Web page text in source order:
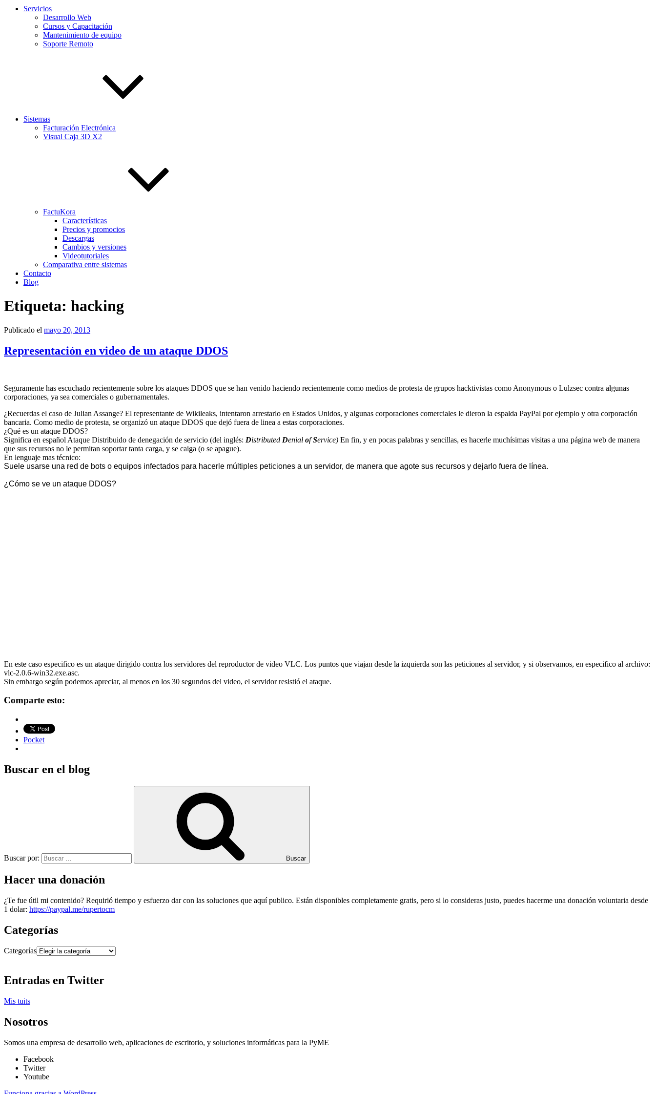
Servicios
Desarrollo Web
Cursos y Capacitación
Mantenimiento de equipo
Soporte Remoto
Sistemas
Facturación Electrónica
Visual Caja 3D X2
FactuKora
Características
Precios y promocios
Descargas
Cambios y versiones
Videotutoriales
Comparativa entre sistemas
Contacto
Blog
Etiqueta: hacking
Publicado el mayo 20, 2013
Representación en video de un ataque DDOS
Seguramente has escuchado recientemente sobre los ataques DDOS que se han venido haciendo recientemente como medios de protesta de grupos hacktivistas como Anonymous o Lulzsec contra algunas
corporaciones, ya sea comerciales o gubernamentales.
¿Recuerdas el caso de Julian Assange? El representante de Wikileaks, intentaron arrestarlo en Estados Unidos, y algunas corporaciones comerciales le dieron la espalda PayPal por ejemplo y otra corporación
bancaria. Como medio de protesta, se organizó un ataque DDOS que dejó fuera de linea a estas corporaciones.
¿Qué es un ataque DDOS?
Significa en español Ataque Distribuido de denegación de servicio (del inglés: Distributed Denial ofService) En fin, y en pocas palabras y sencillas, es hacerle muchísimas visitas a una página web de manera
que sus recursos no le permitan soportar tanta carga, y se caiga (o se apague).
En lenguaje mas técnico:
Suele usarse una red de bots o equipos infectados para hacerle múltiples peticiones a un servidor, de manera que agote sus recursos y dejarlo fuera de línea.
¿Cómo se ve un ataque DDOS?
En este caso especifico es un ataque dirigido contra los servidores del reproductor de video VLC. Los puntos que viajan desde la izquierda son las peticiones al servidor, y si observamos, en especifico al archivo:
vlc-2.0.6-win32.exe.asc.
Sin embargo según podemos apreciar, al menos en los 30 segundos del video, el servidor resistió el ataque.
Comparte esto:
Pocket
Buscar en el blog
Buscar por: Buscar
Hacer una donación
¿Te fue útil mi contenido? Requirió tiempo y esfuerzo dar con las soluciones que aquí publico. Están disponibles completamente gratis, pero si lo consideras justo, puedes hacerme una donación voluntaria desde
1 dolar: https://paypal.me/rupertocm
Categorías
Categorías
Entradas en Twitter
Mis tuits
Nosotros
Somos una empresa de desarrollo web, aplicaciones de escritorio, y soluciones informáticas para la PyME
Facebook
Twitter
Youtube